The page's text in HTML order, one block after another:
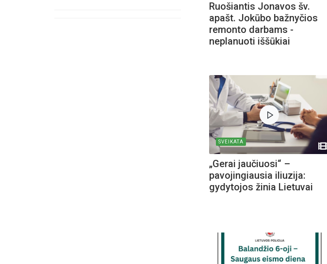
Ruošiantis Jonavos šv.
apašt. Jokūbo bažnyčios
remonto darbams -
neplanuoti iššūkiai
SVEIKATA
„Gerai jaučiuosi“ –
pavojingiausia iliuzija:
gydytojos žinia Lietuvai